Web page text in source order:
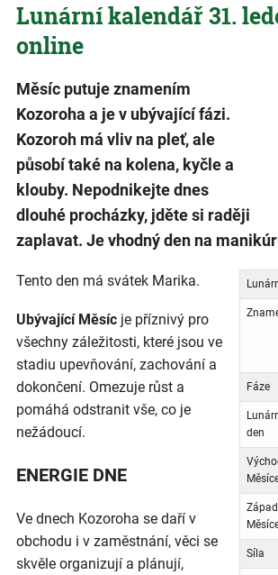
Lunární kalendář 31.
online
Měsíc putuje znamením
Kozoroha a je v ubývající fázi.
Kozoroh má vliv na pleť, ale
působí také na kolena, kyčle a
klouby. Nepodnikejte dnes
dlouhé procházky, jděte si raději
zaplavat. Je vhodný den na
Tento den má svátek Marika.
Fáze
den
Západ
Síla
Ubývající Měsíc je příznivý pro
všechny záležitosti, které jsou ve
stadiu upevňování, zachování a
dokončení. Omezuje růst a
pomáhá odstranit vše, co je
nežádoucí.
ENERGIE DNE
Ve dnech Kozoroha se daří v
obchodu i v zaměstnání, věci se
skvěle organizují a plánují,